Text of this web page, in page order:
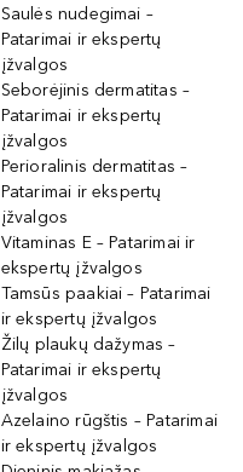
Saulės nudegimai –
Patarimai ir ekspertų
įžvalgos
Seborėjinis dermatitas –
Patarimai ir ekspertų
įžvalgos
Perioralinis dermatitas –
Patarimai ir ekspertų
įžvalgos
Vitaminas E – Patarimai ir
ekspertų įžvalgos
Tamsūs paakiai – Patarimai
ir ekspertų įžvalgos
Žilų plaukų dažymas –
Patarimai ir ekspertų
įžvalgos
Azelaino rūgštis – Patarimai
ir ekspertų įžvalgos